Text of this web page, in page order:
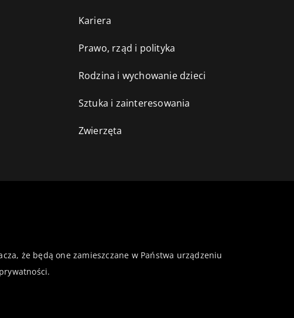
Kariera
Prawo, rząd i polityka
Rodzina i wychowanie dzieci
Sztuka i zainteresowania
Zwierzęta
że będą one zamieszczane w Państwa urządzeniu
.